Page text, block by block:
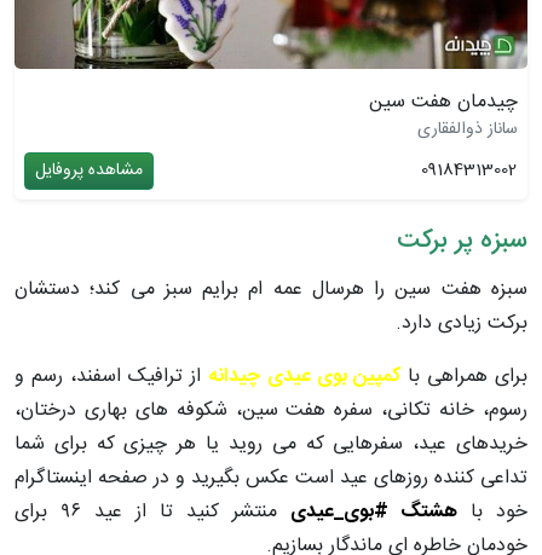
چیدمان هفت سین
ساناز ذوالفقاری
09184313002
مشاهده پروفایل
سبزه پر برکت
سبزه هفت سین را هرسال عمه ام برایم سبز می کند؛ دستشان
برکت زیادی دارد.
برای همراهی باکمپین بوی عیدی چیدانه از ترافیک اسفند، رسم و
رسوم، خانه تکانی، سفره هفت سین، شکوفه های بهاری درختان،
خریدهای عید، سفرهایی که می روید یا هر چیزی که برای شما
تداعی کننده روزهای عید است عکس بگیرید و در صفحه اینستاگرام
خود با هشتگ #بوی_عیدی
منتشر کنید تا از عید ۹۶ برای
خودمان خاطره ای ماندگار بسازیم.